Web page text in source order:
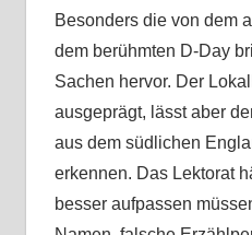
Besonders die von dem
dem berühmten D-Day
Sachen hervor. Der
ausgeprägt, lässt aber
aus dem südlichen
erkennen. Das Lektorat
besser aufpassen